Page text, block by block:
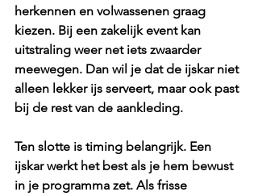
herkennen en volwassenen graag
kiezen. Bij een zakelijk event kan
uitstraling weer net iets zwaarder
meewegen. Dan wil je dat de ijskar niet
alleen lekker ijs serveert, maar ook past
bij de rest van de aankleding.
Ten slotte is timing belangrijk. Een
ijskar werkt het best als je hem bewust
in je programma zet. Als frisse